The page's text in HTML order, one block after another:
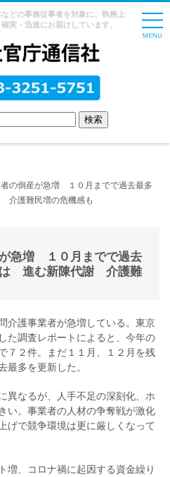
どの事務従事者を対象に、執務上
実・迅速にお届けしています。
者の倒産が急増 １０月までで過去最多
護難民増の危機感も
急増 １０月までで過去
進む新陳代謝 介護難
介護事業者が急増している。東京
た調査レポートによると、今年の
７２件。まだ１１月、１２月を残
最多を更新した。
異なるが、人手不足の深刻化、ホ
い。事業者の人材の争奪戦が激化
げで競争環境は更に厳しくなって
増、コロナ禍に起因する資金繰り